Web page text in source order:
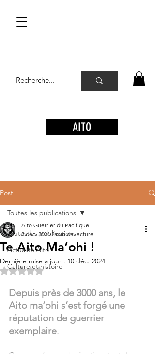
AITO
Post
Toutes les publications
Actualité Aito
Culture et histoire
Toutes les publications
Te Aito Ma’ohi !
Aito Guerrier du Pacifique
8 déc. 2024 2 min de lecture
Dernière mise à jour : 10 déc. 2024
Noté NaN étoiles sur 5.
Depuis près de 3000 ans, le
Aito ma’ohi s’est forgé une
réputation de guerrier
exemplaire.